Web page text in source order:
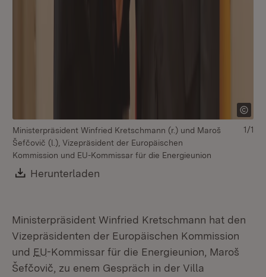
Ministerpräsident Winfried Kretschmann (r.) und Maroš
Šefčovič (l.), Vizepräsident der Europäischen
Kommission und EU-Kommissar für die Energieunion
Download:
Herunterladen
1/1
Ministerpräsident Winfried Kretschmann hat den
Vizepräsidenten der Europäischen Kommission
und EU-Kommissar für die Energieunion, Maroš
Šefčovič, zu enem Gespräch in der Villa